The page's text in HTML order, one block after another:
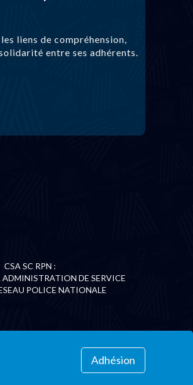
liens de compréhension,
entre ses adhérents.
CSA SC RPN :
DE SERVICE
POLICE NATIONALE
Adhésion